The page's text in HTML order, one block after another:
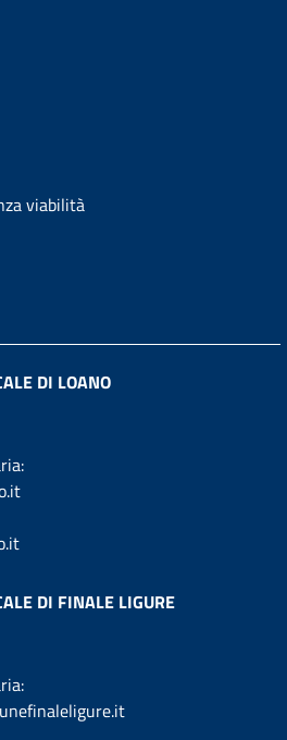
viabilità
DI LOANO
DI FINALE LIGURE